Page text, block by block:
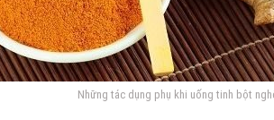
Những tác dụng phụ khi uống tinh bột